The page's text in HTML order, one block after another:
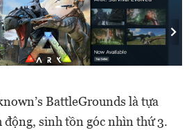
BattleGrounds là tựa
động, sinh tồn góc nhìn thứ 3.